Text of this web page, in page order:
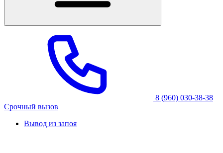
8 (960) 030-38-38
Срочный вызов
Вывод из запоя